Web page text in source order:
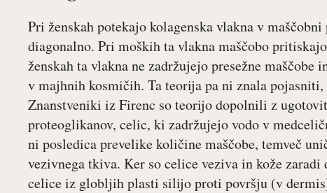
Pri ženskah potekajo kolagenska vlakna v
diagonalno. Pri moških ta vlakna maščobo
ženskah ta vlakna ne zadržujejo presežne maščobe
v majhnih kosmičih. Ta teorija pa ni znala
Znanstveniki iz Firenc so teorijo dopolnili z
proteoglikanov, celic, ki zadržujejo vodo v
ni posledica prevelike količine maščobe, temveč
vezivnega tkiva. Ker so celice veziva in kože
celice iz globljih plasti silijo proti površju (v